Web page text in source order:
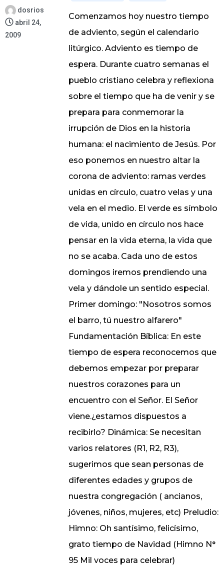
dosrios
abril 24,
2009
Comenzamos hoy nuestro tiempo
de adviento, según el calendario
litúrgico. Adviento es tiempo de
espera. Durante cuatro semanas el
pueblo cristiano celebra y reflexiona
sobre el tiempo que ha de venir y se
prepara para conmemorar la
irrupción de Dios en la historia
humana: el nacimiento de Jesús. Por
eso ponemos en nuestro altar la
corona de adviento: ramas verdes
unidas en círculo, cuatro velas y una
vela en el medio. El verde es símbolo
de vida, unido en círculo nos hace
pensar en la vida eterna, la vida que
no se acaba. Cada uno de estos
domingos iremos prendiendo una
vela y dándole un sentido especial.
Primer domingo: "Nosotros somos
el barro, tú nuestro alfarero"
Fundamentación Bíblica: En este
tiempo de espera reconocemos que
debemos empezar por preparar
nuestros corazones para un
encuentro con el Señor. El Señor
viene.¿estamos dispuestos a
recibirlo? Dinámica: Se necesitan
varios relatores (R1, R2, R3),
sugerimos que sean personas de
diferentes edades y grupos de
nuestra congregación ( ancianos,
jóvenes, niños, mujeres, etc) Preludio:
Himno: Oh santísimo, felicísimo,
grato tiempo de Navidad (Himno N°
95 Mil voces para celebrar)